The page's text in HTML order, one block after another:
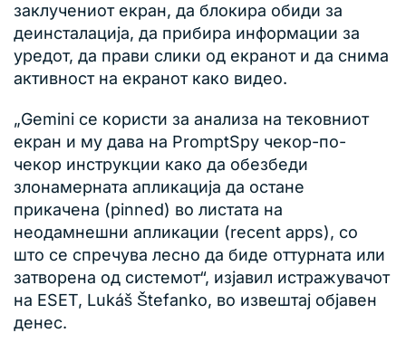
заклучениот екран, да блокира обиди за
деинсталација, да прибира информации за
уредот, да прави слики од екранот и да снима
активност на екранот како видео.
„Gemini се користи за анализа на тековниот
екран и му дава на PromptSpy чекор-по-
чекор инструкции како да обезбеди
злонамерната апликација да остане
прикачена (pinned) во листата на
неодамнешни апликации (recent apps), со
што се спречува лесно да биде оттурната или
затворена од системот“, изјавил истражувачот
на ESET, Lukáš Štefanko, во извештај објавен
денес.